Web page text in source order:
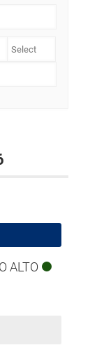
ALTO